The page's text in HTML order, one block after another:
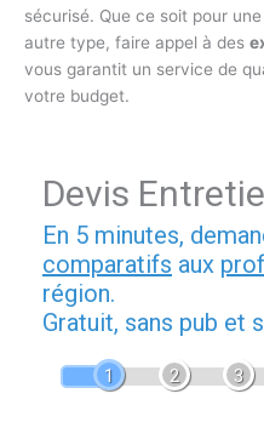
sécurisé. Que ce soit pour une
autre type, faire appel à des
vous garantit un service de
votre budget.
Devis
En 5 minutes,
comparatifs aux
région.
Gratuit, sans pub et
1 2 3